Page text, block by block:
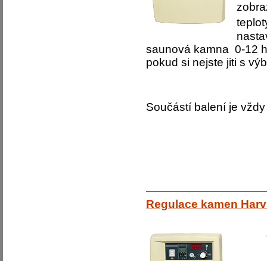
saunová kamna 0-12
pokud si nejste jiti s
Součástí balení je
Regulace kamen